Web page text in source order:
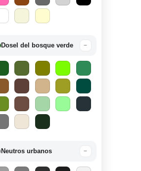
Dosel del bosque verde −
Neutros urbanos −